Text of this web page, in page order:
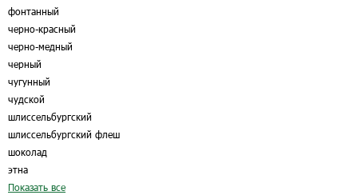
фонтанный
черно-красный
черно-медный
черный
чугунный
чудской
шлиссельбургский
шлиссельбургский флеш
шоколад
этна
Показать все